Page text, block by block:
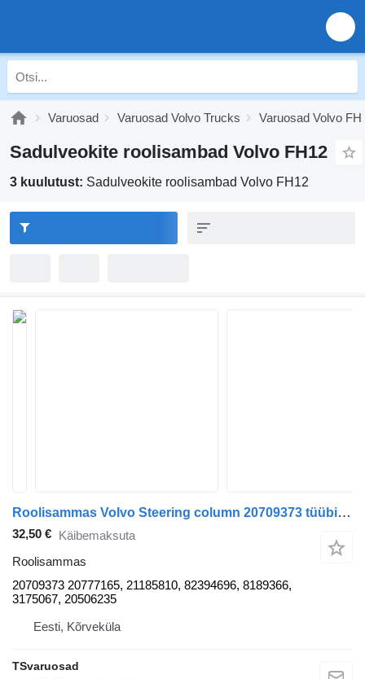
Varuosad Varuosad Volvo Trucks Varuosad Volvo FH
Sadulveokite roolisambad Volvo FH12
3 kuulutust: Sadulveokite roolisambad Volvo FH12
Roolisammas Volvo Steering column 20709373 tüübi jaoks sadulveoki Volvo FH12
32,50 € Käibemaksuta
Roolisammas
20709373 20777165, 21185810, 82394696, 8189366,
3175067, 20506235
Eesti, Kõrveküla
TSvaruosad